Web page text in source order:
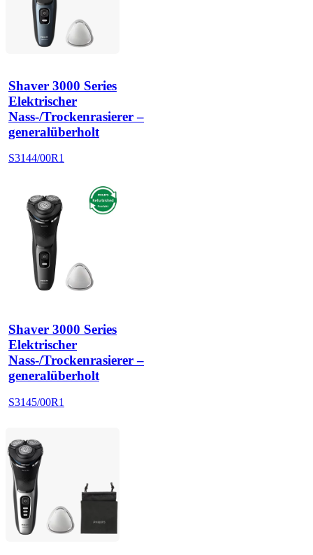
Shaver 3000 Series
Elektrischer
Nass-/Trockenrasierer –
generalüberholt
S3144/00R1
Shaver 3000 Series
Elektrischer
Nass-/Trockenrasierer –
generalüberholt
S3145/00R1